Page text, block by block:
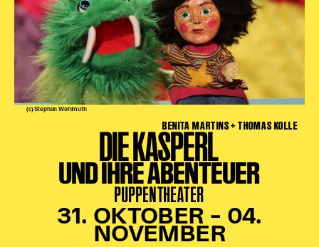
(c) Stephan Wohlmuth
BENITA MARTINS + THOMAS KOLLE
DIE KASPERL
UND IHRE ABENTEUER
PUPPENTHEATER
31. OKTOBER – 04.
NOVEMBER